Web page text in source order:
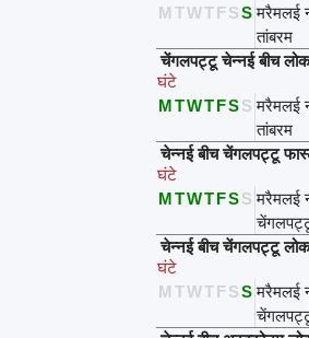
M TWTFSS मरैमलई
तांबरम
चेंगलपट्टू चेन्नई बीच
घंटे
MTWTFSS मरैमलई
तांबरम
चेन्नई बीच चेंगलपट्टू
घंटे
MTWTFSS मरैमलई
चेन्नई बीच चेंगलपट्टू
घंटे
M TWTFSS मरैमलई